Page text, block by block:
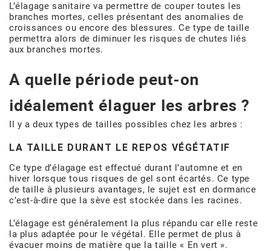
L’élagage sanitaire va permettre de couper toutes les
branches mortes, celles présentant des anomalies de
croissances ou encore des blessures. Ce type de taille
permettra alors de diminuer les risques de chutes liés
aux branches mortes.
A quelle période peut-on
idéalement élaguer les arbres ?
Il y a deux types de tailles possibles chez les arbres :
LA TAILLE DURANT LE REPOS VÉGÉTATIF
Ce type d’élagage est effectué durant l’automne et en
hiver lorsque tous risques de gel sont écartés. Ce type
de taille à plusieurs avantages, le sujet est en dormance
c’est-à-dire que la sève est stockée dans les racines.
L’élagage est généralement la plus répandu car elle reste
la plus adaptée pour le végétal. Elle permet de plus à
évacuer moins de matière que la taille « En vert ».